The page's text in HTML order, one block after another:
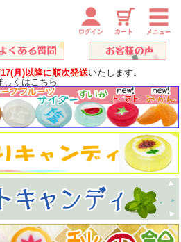
月)以降に順次発送いたします。
しくはこちら